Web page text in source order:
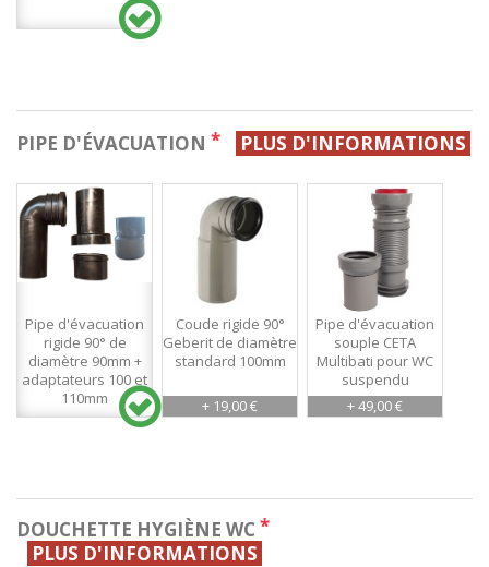
PIPE D'ÉVACUATION * PLUS D'INFORMATIONS
Pipe d'évacuation
rigide 90° de
diamètre 90mm +
adaptateurs 100 et
110mm
Coude rigide 90°
Geberit de diamètre
standard 100mm
+ 19,00 €
Pipe d'évacuation
souple CETA
Multibati pour WC
suspendu
+ 49,00 €
DOUCHETTE HYGIÈNE WC*
PLUS D'INFORMATIONS